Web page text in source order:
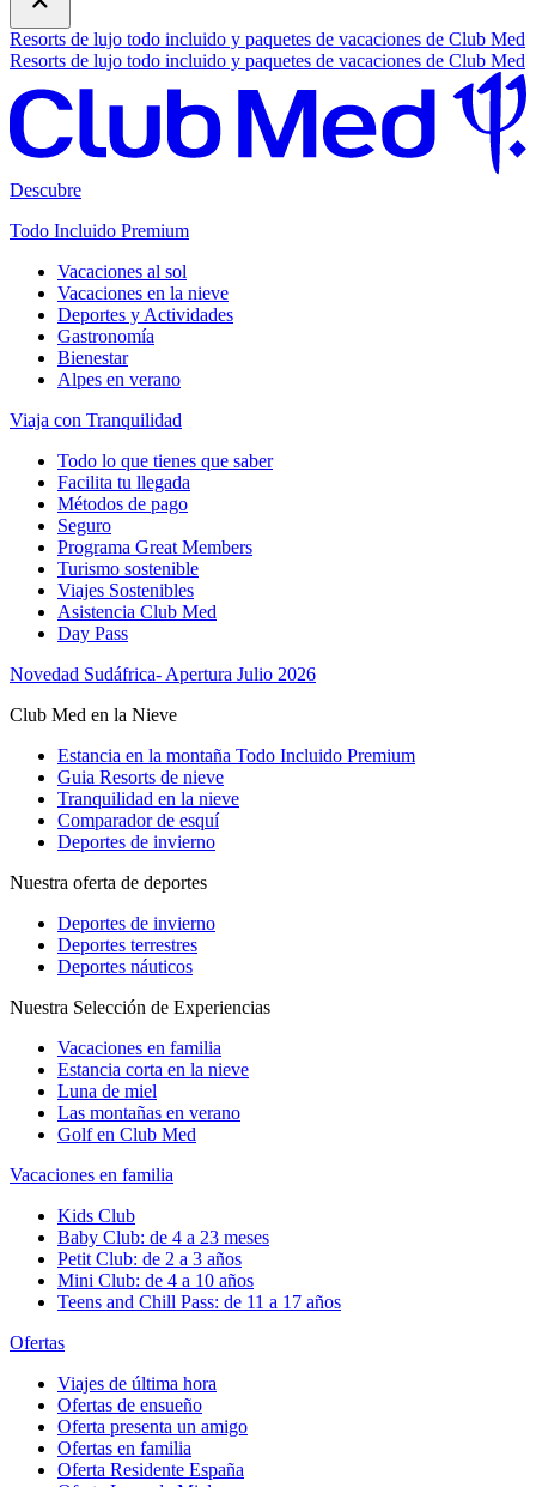
Resorts de lujo todo incluido y paquetes de vacaciones de Club Med
Resorts de lujo todo incluido y paquetes de vacaciones de Club Med
Descubre
Todo Incluido Premium
Vacaciones al sol
Vacaciones en la nieve
Deportes y Actividades
Gastronomía
Bienestar
Alpes en verano
Viaja con Tranquilidad
Todo lo que tienes que saber
Facilita tu llegada
Métodos de pago
Seguro
Programa Great Members
Turismo sostenible
Viajes Sostenibles
Asistencia Club Med
Day Pass
Novedad Sudáfrica- Apertura Julio 2026
Club Med en la Nieve
Estancia en la montaña Todo Incluido Premium
Guia Resorts de nieve
Tranquilidad en la nieve
Comparador de esquí
Deportes de invierno
Nuestra oferta de deportes
Deportes de invierno
Deportes terrestres
Deportes náuticos
Nuestra Selección de Experiencias
Vacaciones en familia
Estancia corta en la nieve
Luna de miel
Las montañas en verano
Golf en Club Med
Vacaciones en familia
Kids Club
Baby Club: de 4 a 23 meses
Petit Club: de 2 a 3 años
Mini Club: de 4 a 10 años
Teens and Chill Pass: de 11 a 17 años
Ofertas
Viajes de última hora
Ofertas de ensueño
Oferta presenta un amigo
Ofertas en familia
Oferta Residente España